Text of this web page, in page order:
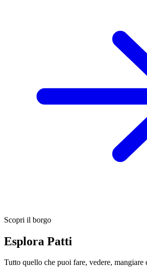
Scopri il borgo
Esplora Patti
Tutto quello che puoi fare, vedere, mangiare